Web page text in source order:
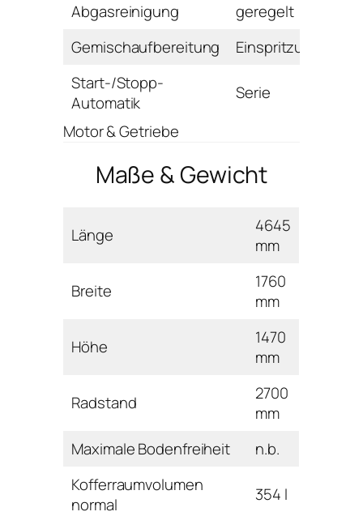
Abgasreinigung
geregelt
Gemischaufbereitung
Einspritzung
Start-/Stopp-
Automatik
Serie
Motor & Getriebe
Maße & Gewicht
Länge
4645
mm
Breite
1760
mm
Höhe
1470
mm
Radstand
2700
mm
Maximale Bodenfreiheit
n.b.
Kofferraumvolumen
normal
354 l